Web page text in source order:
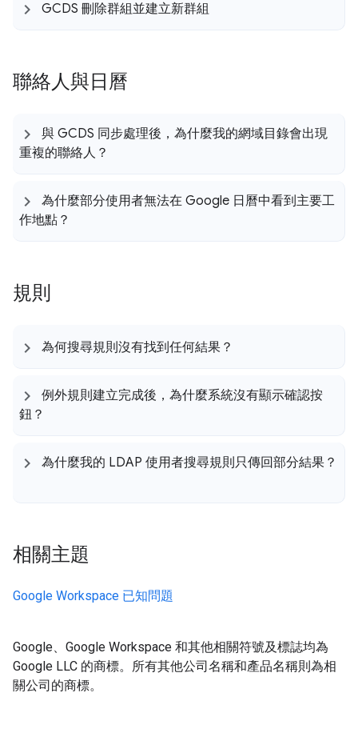
GCDS 刪除群組並建立新群組
聯絡人與日曆
與 GCDS 同步處理後，為什麼我的網域目錄會出現
重複的聯絡人？
為什麼部分使用者無法在 Google 日曆中看到主要工
作地點？
規則
為何搜尋規則沒有找到任何結果？
例外規則建立完成後，為什麼系統沒有顯示確認按
鈕？
為什麼我的 LDAP 使用者搜尋規則只傳回部分結果？
相關主題
Google Workspace 已知問題
Google、Google Workspace 和其他相關符號及標誌均為
Google LLC 的商標。 所有其他公司名稱和產品名稱則為相
關公司的商標。